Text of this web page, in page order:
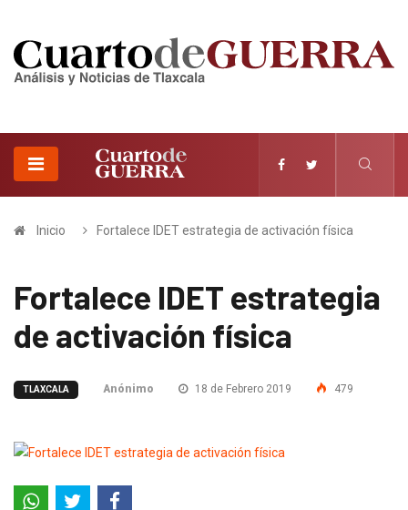
Inicio Fortalece IDET estrategia de activación física
Fortalece IDET estrategia
de activación física
TLAXCALA Anónimo 18 de Febrero 2019 479